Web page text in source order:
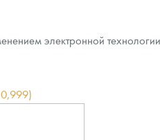
электронной